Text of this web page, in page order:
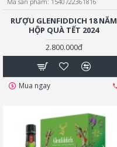
RƯỢU GLENFIDDICH 18 NĂM
HỘP QUÀ TẾT 2024
2.800.000đ
Mua ngay